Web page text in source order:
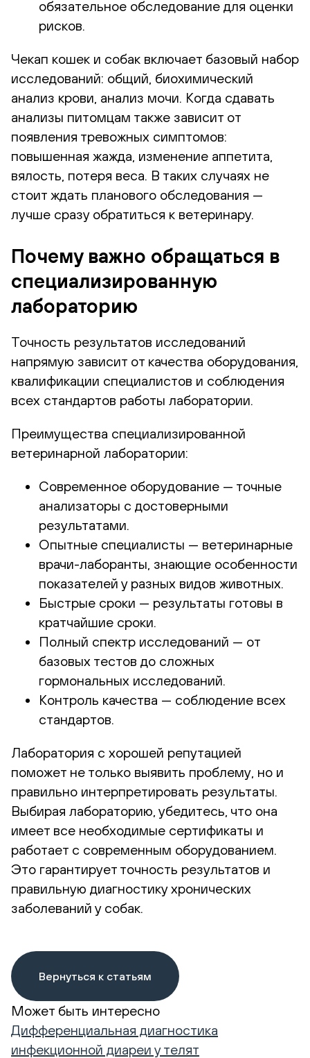
обязательное обследование для оценки
рисков.
Чекап кошек и собак включает базовый набор
исследований: общий, биохимический
анализ крови, анализ мочи. Когда сдавать
анализы питомцам также зависит от
появления тревожных симптомов:
повышенная жажда, изменение аппетита,
вялость, потеря веса. В таких случаях не
стоит ждать планового обследования —
лучше сразу обратиться к ветеринару.
Почему важно обращаться в
специализированную
лабораторию
Точность результатов исследований
напрямую зависит от качества оборудования,
квалификации специалистов и соблюдения
всех стандартов работы лаборатории.
Преимущества специализированной
ветеринарной лаборатории:
Современное оборудование — точные
анализаторы с достоверными
результатами.
Опытные специалисты — ветеринарные
врачи-лаборанты, знающие особенности
показателей у разных видов животных.
Быстрые сроки — результаты готовы в
кратчайшие сроки.
Полный спектр исследований — от
базовых тестов до сложных
гормональных исследований.
Контроль качества — соблюдение всех
стандартов.
Лаборатория с хорошей репутацией
поможет не только выявить проблему, но и
правильно интерпретировать результаты.
Выбирая лабораторию, убедитесь, что она
имеет все необходимые сертификаты и
работает с современным оборудованием.
Это гарантирует точность результатов и
правильную диагностику хронических
заболеваний у собак.
Вернуться к статьям
Может быть интересно
Дифференциальная диагностика
инфекционной диареи у телят